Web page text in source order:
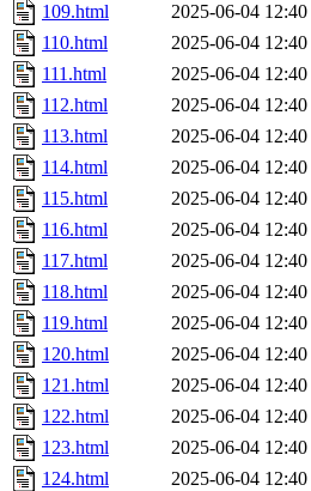
109.html
2025-06-04 12:40
110.html
2025-06-04 12:40
111.html
2025-06-04 12:40
112.html
2025-06-04 12:40
113.html
2025-06-04 12:40
114.html
2025-06-04 12:40
115.html
2025-06-04 12:40
116.html
2025-06-04 12:40
117.html
2025-06-04 12:40
118.html
2025-06-04 12:40
119.html
2025-06-04 12:40
120.html
2025-06-04 12:40
121.html
2025-06-04 12:40
122.html
2025-06-04 12:40
123.html
2025-06-04 12:40
124.html
2025-06-04 12:40